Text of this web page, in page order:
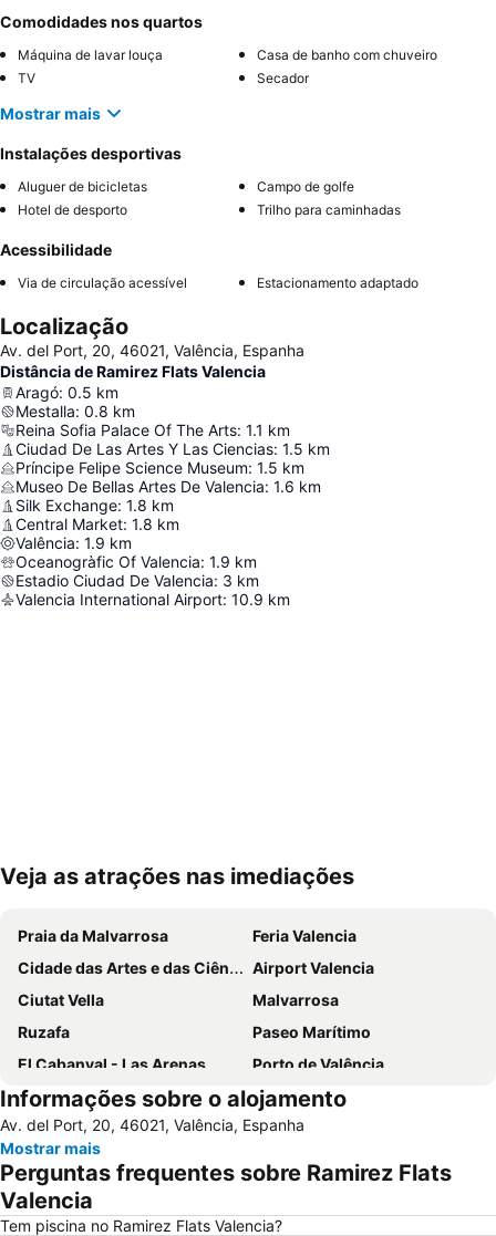
Comodidades nos quartos
Máquina de lavar louça
Casa de banho com chuveiro
TV
Secador
Mostrar mais
Instalações desportivas
Aluguer de bicicletas
Campo de golfe
Hotel de desporto
Trilho para caminhadas
Acessibilidade
Via de circulação acessível Estacionamento adaptado
Localização
Av. del Port, 20, 46021, Valência, Espanha
Distância de Ramirez Flats Valencia
Aragó: 0.5 km
Mestalla: 0.8 km
Reina Sofia Palace Of The Arts: 1.1 km
Ciudad De Las Artes Y Las Ciencias: 1.5 km
Príncipe Felipe Science Museum: 1.5 km
Museo De Bellas Artes De Valencia: 1.6 km
Silk Exchange: 1.8 km
Central Market: 1.8 km
Valência: 1.9 km
Oceanogràfic Of Valencia: 1.9 km
Estadio Ciudad De Valencia: 3 km
Valencia International Airport: 10.9 km
Ampliar mapa
Veja as atrações nas imediações
Praia da Malvarrosa
Feria Valencia
Cidade das Artes e das Ciências
Airport Valencia
Ciutat Vella
Malvarrosa
Ruzafa
Paseo Marítimo
El Cabanyal - Las Arenas
Porto de Valência
Circuit Ricardo Tormo
Bairro histórico
Catedral de Valencia
Eixample
L'Oceanogràfic
Mercado Central
Entradas Oceanografic Ciudad de las Artes
De la Patacona
Racó de Mar
Informações sobre o alojamento
Av. del Port, 20, 46021, Valência, Espanha
Mostrar mais
Perguntas frequentes sobre Ramirez Flats
Valencia
Tem piscina no Ramirez Flats Valencia?